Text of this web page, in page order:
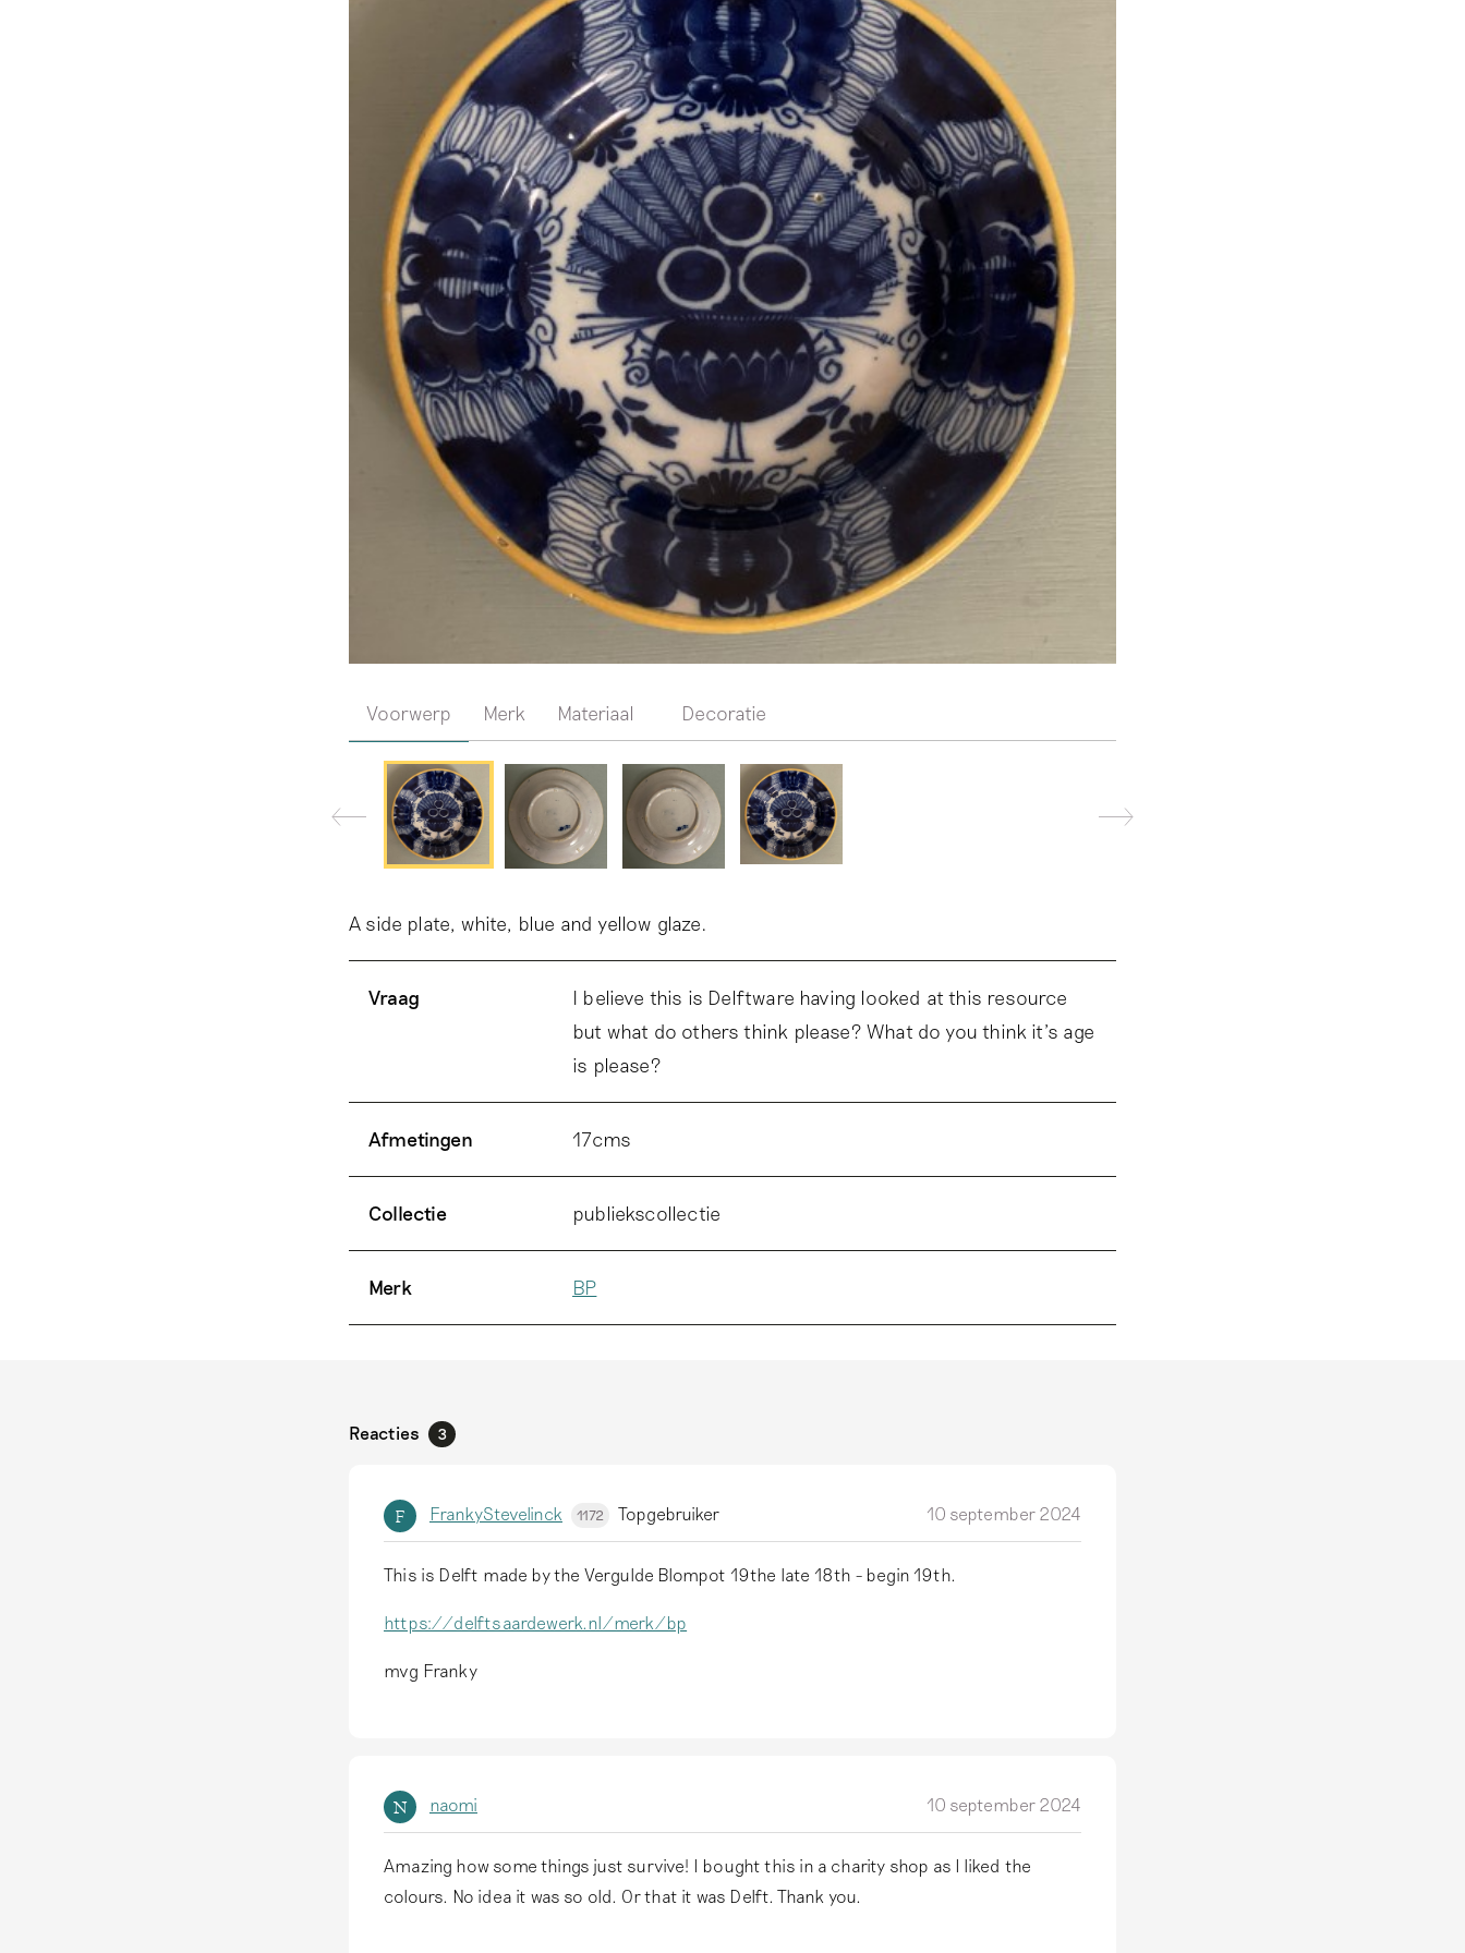
Voorwerp Merk Materiaal Decoratie
A side plate, white, blue and yellow glaze.
Vraag
I believe this is Delftware having looked at this resource
but what do others think please? What do you think it’s age
is please?
Afmetingen 17cms
Collectie publiekscollectie
Merk BP
Reacties 3
F FrankyStevelinck 1172 Topgebruiker 10 september 2024
This is Delft made by the Vergulde Blompot 19the late 18th - begin 19th.
https://delftsaardewerk.nl/merk/bp
mvg Franky
N naomi 10 september 2024
Amazing how some things just survive! I bought this in a charity shop as I liked the
colours. No idea it was so old. Or that it was Delft. Thank you.